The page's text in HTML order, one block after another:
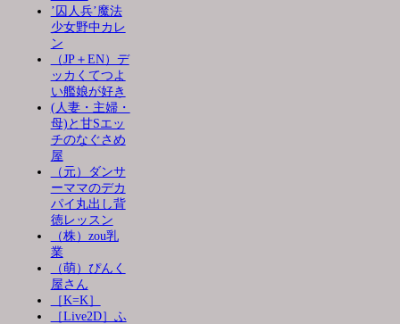
’囚人兵’魔法
少女野中カレ
ン
（JP＋EN）デ
ッカくてつよ
い艦娘が好き
(人妻・主婦・
母)と甘Sエッ
チのなぐさめ
屋
（元）ダンサ
ーママのデカ
パイ丸出し背
徳レッスン
（株）zou乳
業
（萌）ぴんく
屋さん
［K=K］
［Live2D］ふ